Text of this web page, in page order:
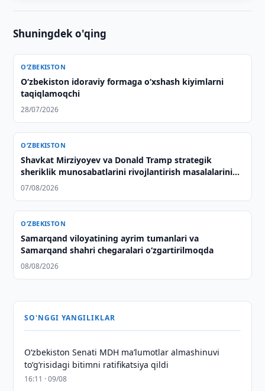
Shuningdek o'qing
O‘ZBEKISTON
Oʻzbekiston idoraviy formaga oʻxshash kiyimlarni
taqiqlamoqchi
28/07/2026
O‘ZBEKISTON
Shavkat Mirziyoyev va Donald Tramp strategik
sheriklik munosabatlarini rivojlantirish masalalarini
muhokama qilishdi
07/08/2026
O‘ZBEKISTON
Samarqand viloyatining ayrim tumanlari va
Samarqand shahri chegaralari oʻzgartirilmoqda
08/08/2026
SO'NGGI YANGILIKLAR
Oʻzbekiston Senati MDH maʼlumotlar almashinuvi
toʻgʻrisidagi bitimni ratifikatsiya qildi
16:11 · 09/08